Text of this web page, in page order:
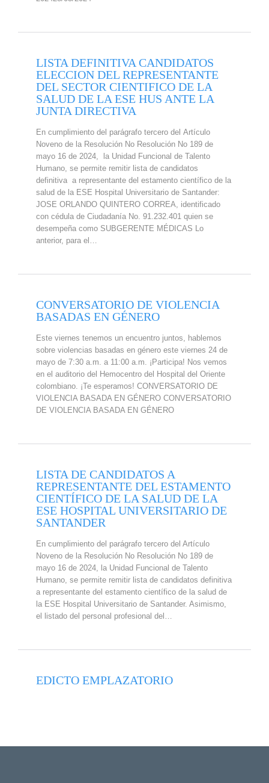
LISTA DEFINITIVA CANDIDATOS
ELECCION DEL REPRESENTANTE
DEL SECTOR CIENTIFICO DE LA
SALUD DE LA ESE HUS ANTE LA
JUNTA DIRECTIVA
En cumplimiento del parágrafo tercero del Artículo
Noveno de la Resolución No Resolución No 189 de
mayo 16 de 2024, la Unidad Funcional de Talento
Humano, se permite remitir lista de candidatos
definitiva a representante del estamento científico de la
salud de la ESE Hospital Universitario de Santander:
JOSE ORLANDO QUINTERO CORREA, identificado
con cédula de Ciudadanía No. 91.232.401 quien se
desempeña como SUBGERENTE MÉDICAS Lo
anterior, para el…
CONVERSATORIO DE VIOLENCIA
BASADAS EN GÉNERO
Este viernes tenemos un encuentro juntos, hablemos
sobre violencias basadas en género este viernes 24 de
mayo de 7:30 a.m. a 11:00 a.m. ¡Participa! Nos vemos
en el auditorio del Hemocentro del Hospital del Oriente
colombiano. ¡Te esperamos! CONVERSATORIO DE
VIOLENCIA BASADA EN GÉNERO CONVERSATORIO
DE VIOLENCIA BASADA EN GÉNERO
LISTA DE CANDIDATOS A
REPRESENTANTE DEL ESTAMENTO
CIENTÍFICO DE LA SALUD DE LA
ESE HOSPITAL UNIVERSITARIO DE
SANTANDER
En cumplimiento del parágrafo tercero del Artículo
Noveno de la Resolución No Resolución No 189 de
mayo 16 de 2024, la Unidad Funcional de Talento
Humano, se permite remitir lista de candidatos definitiva
a representante del estamento científico de la salud de
la ESE Hospital Universitario de Santander. Asimismo,
el listado del personal profesional del…
EDICTO EMPLAZATORIO